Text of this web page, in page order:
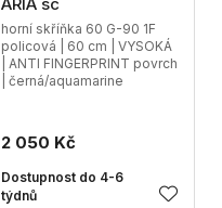
horní skříňka 60 G-90 1F
policová | 60 cm | VYSOKÁ
| ANTI FINGERPRINT povrch
| černá/aquamarine
2 050 Kč
Dostupnost do 4-6
týdnů